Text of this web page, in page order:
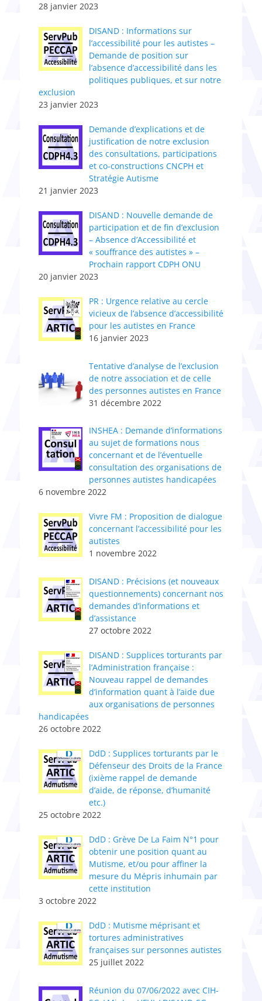
28 janvier 2023
DISAND : Informations sur
l’accessibilité pour les autistes –
Demande de position sur
l’absence d’accessibilité dans les
politiques publiques, et sur notre
exclusion
23 janvier 2023
Demande d’explications et de
justification de notre exclusion
des consultations, participations
et co-constructions CNCPH et
Stratégie Autisme
21 janvier 2023
DISAND : Nouvelle demande de
participation et de fin d’exclusion
– Absence d’Accessibilité et
« souffrance des autistes » –
Prochain rapport CDPH ONU
20 janvier 2023
PR : Urgence relative au cercle
vicieux de l’absence d’accessibilité
pour les autistes en France
16 janvier 2023
Tentative d’analyse de l’exclusion
de notre association et de celle
des personnes autistes en France
31 décembre 2022
INSHEA : Demande d’informations
au sujet de formations nous
concernant et de l’éventuelle
consultation des organisations de
personnes autistes handicapées
6 novembre 2022
Vivre FM : Proposition de dialogue
concernant l’accessibilité pour les
autistes
1 novembre 2022
DISAND : Précisions (et nouveaux
questionnements) concernant nos
demandes d’informations et
d’assistance
27 octobre 2022
DISAND : Supplices torturants par
l’Administratio​n​ française :
Nouveau rappel de demandes
d’information quant à l’aide due
aux organisations de personnes
handicapées
26 octobre 2022
DdD : Supplices torturants par le
Défenseur des Droits de la France
(ixième rappel de demande
d’aide, de réponse, d’humanité
etc.)
25 octobre 2022
DdD : Grève De La Faim N°1 pour
obtenir une position quant au
Mutisme, et/ou pour affiner la
mesure du Mépris inhumain par
cette institution
3 octobre 2022
DdD : Mutisme méprisant et
tortures administratives
françaises sur personnes autistes
25 juillet 2022
Réunion du 07/06/2022 avec CIH-